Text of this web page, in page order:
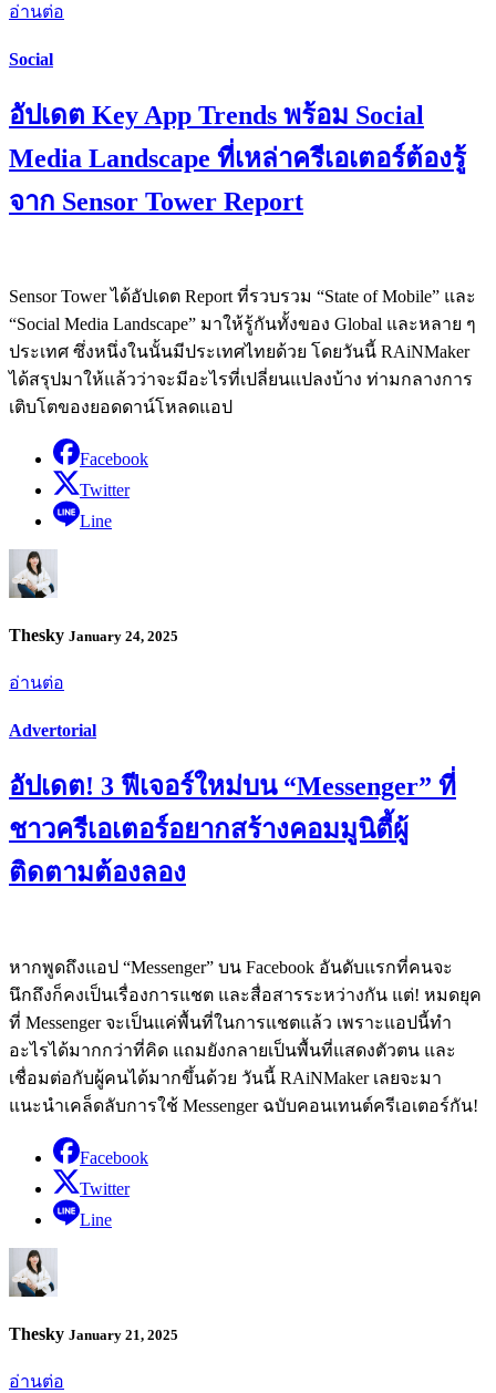
อ่านต่อ
Social
อัปเดต Key App Trends พร้อม Social
Media Landscape ที่เหล่าครีเอเตอร์ต้องรู้
จาก Sensor Tower Report
Sensor Tower ได้อัปเดต Report ที่รวบรวม “State of Mobile” และ
“Social Media Landscape” มาให้รู้กันทั้งของ Global และหลาย ๆ
ประเทศ ซึ่งหนึ่งในนั้นมีประเทศไทยด้วย โดยวันนี้ RAiNMaker
ได้สรุปมาให้แล้วว่าจะมีอะไรที่เปลี่ยนแปลงบ้าง ท่ามกลางการ
เติบโตของยอดดาน์โหลดแอป
Facebook
Twitter
Line
Thesky January 24, 2025
อ่านต่อ
Advertorial
อัปเดต! 3 ฟีเจอร์ใหม่บน “Messenger” ที่
ชาวครีเอเตอร์อยากสร้างคอมมูนิตี้ผู้
ติดตามต้องลอง
หากพูดถึงแอป “Messenger” บน Facebook อันดับแรกที่คนจะ
นึกถึงก็คงเป็นเรื่องการแชต และสื่อสารระหว่างกัน แต่! หมดยุค
ที่ Messenger จะเป็นแค่พื้นที่ในการแชตแล้ว เพราะแอปนี้ทำ
อะไรได้มากกว่าที่คิด แถมยังกลายเป็นพื้นที่แสดงตัวตน และ
เชื่อมต่อกับผู้คนได้มากขึ้นด้วย วันนี้ RAiNMaker เลยจะมา
แนะนำเคล็ดลับการใช้ Messenger ฉบับคอนเทนต์ครีเอเตอร์กัน!
Facebook
Twitter
Line
Thesky January 21, 2025
อ่านต่อ